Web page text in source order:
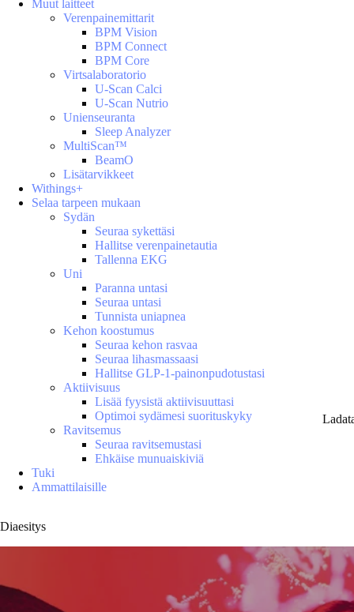
Muut laitteet
Verenpainemittarit
BPM Vision
BPM Connect
BPM Core
Virtsalaboratorio
U-Scan Calci
U-Scan Nutrio
Unienseuranta
Sleep Analyzer
MultiScan™
BeamO
Lisätarvikkeet
Withings+
Selaa tarpeen mukaan
Sydän
Seuraa sykettäsi
Hallitse verenpainetautia
Tallenna EKG
Uni
Paranna untasi
Seuraa untasi
Tunnista uniapnea
Kehon koostumus
Seuraa kehon rasvaa
Seuraa lihasmassaasi
Hallitse GLP-1-painonpudotustasi
Aktiivisuus
Lisää fyysistä aktiivisuuttasi
Optimoi sydämesi suorituskyky
Ravitsemus
Seuraa ravitsemustasi
Ehkäise munuaiskiviä
Tuki
Ammattilaisille
Diaesitys